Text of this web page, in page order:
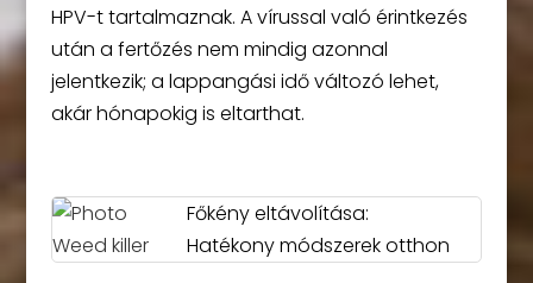
HPV-t tartalmaznak. A vírussal való érintkezés
után a fertőzés nem mindig azonnal
jelentkezik; a lappangási idő változó lehet,
akár hónapokig is eltarthat.
Főkény eltávolítása:
Hatékony módszerek otthon